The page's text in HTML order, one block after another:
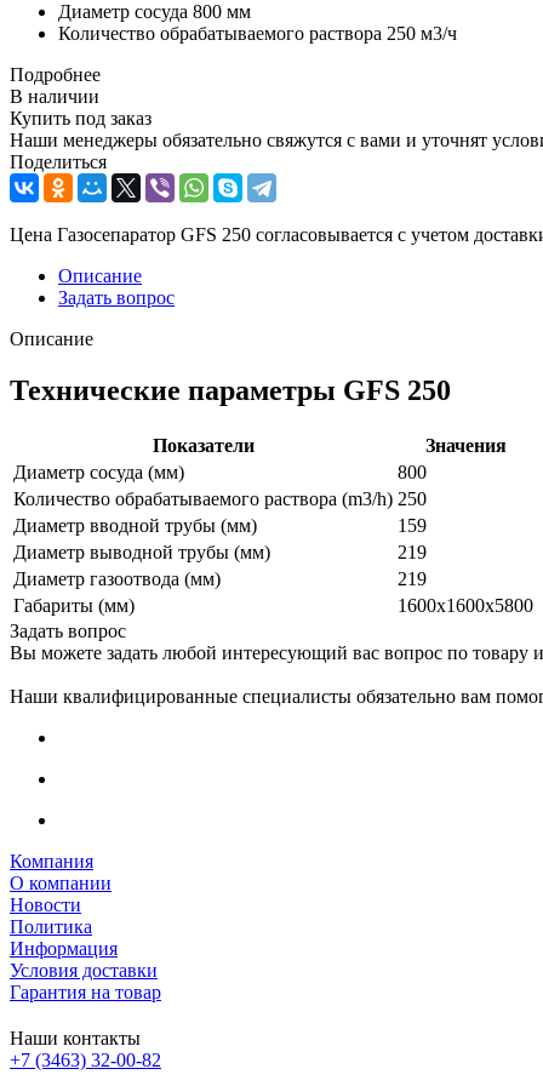
Диаметр сосуда 800 мм
Количество обрабатываемого раствора 250 м3/ч
Подробнее
В наличии
Купить под заказ
Наши менеджеры обязательно свяжутся с вами и уточнят
Поделиться
Цена Газосепаратор GFS 250 согласовывается с учетом
Описание
Задать вопрос
Описание
Технические параметры GFS 250
Показатели
Значения
Диаметр сосуда (мм)
800
Количество обрабатываемого раствора (m3/h) 250
Диаметр вводной трубы (мм)
159
Диаметр выводной трубы (мм)
219
Диаметр газоотвода (мм)
219
Габариты (мм)
1600x1600x5800
Задать вопрос
Вы можете задать любой интересующий вас вопрос по товару
Наши квалифицированные специалисты обязательно вам
Компания
О компании
Новости
Политика
Информация
Условия доставки
Гарантия на товар
Наши контакты
+7 (3463) 32-00-82